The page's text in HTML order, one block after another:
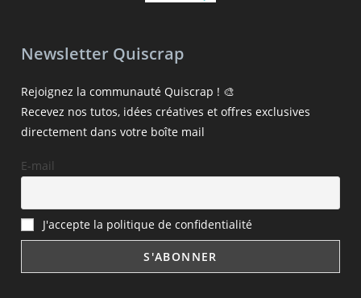
Newsletter Quiscrap
Rejoignez la communauté Quiscrap ! 🎨
Recevez nos tutos, idées créatives et offres exclusives
directement dans votre boîte mail
E-mail
J'accepte la politique de confidentialité